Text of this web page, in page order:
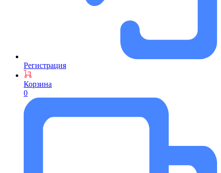
Регистрация
Корзина
0